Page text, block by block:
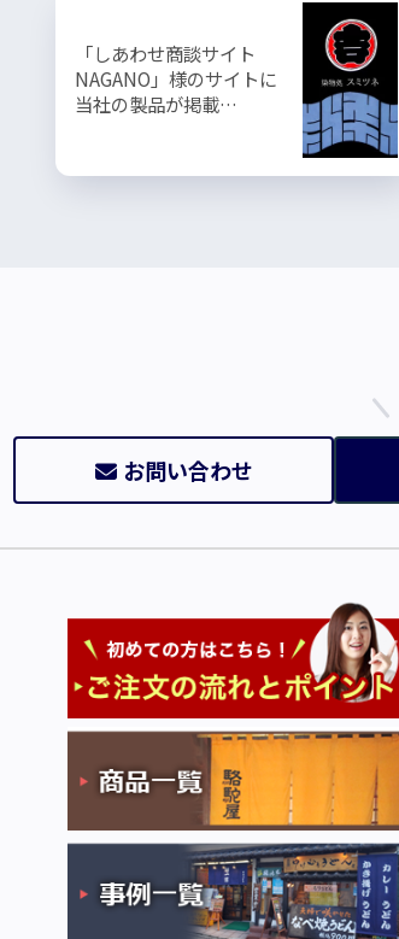
「しあわせ商談サイト
NAGANO」様のサイトに
当社の製品が掲載…
お問い合わせ